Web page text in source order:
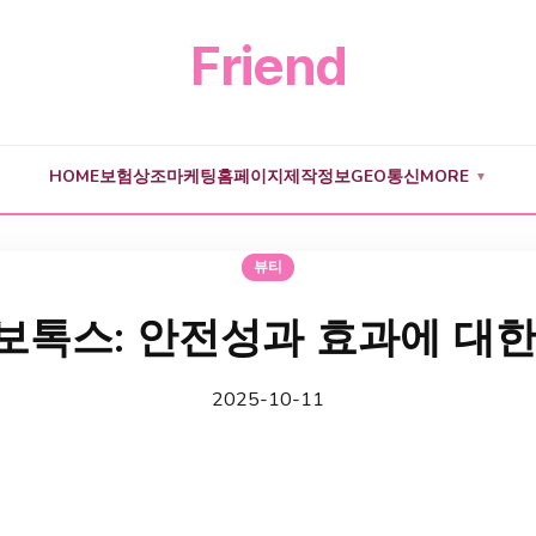
Friend
HOME보험상조마케팅홈페이지제작정보GEO통신MORE ▼
뷰티
톡스: 안전성과 효과에 대
2025-10-11